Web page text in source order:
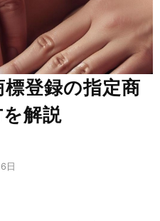
登録の指定商
解説
日